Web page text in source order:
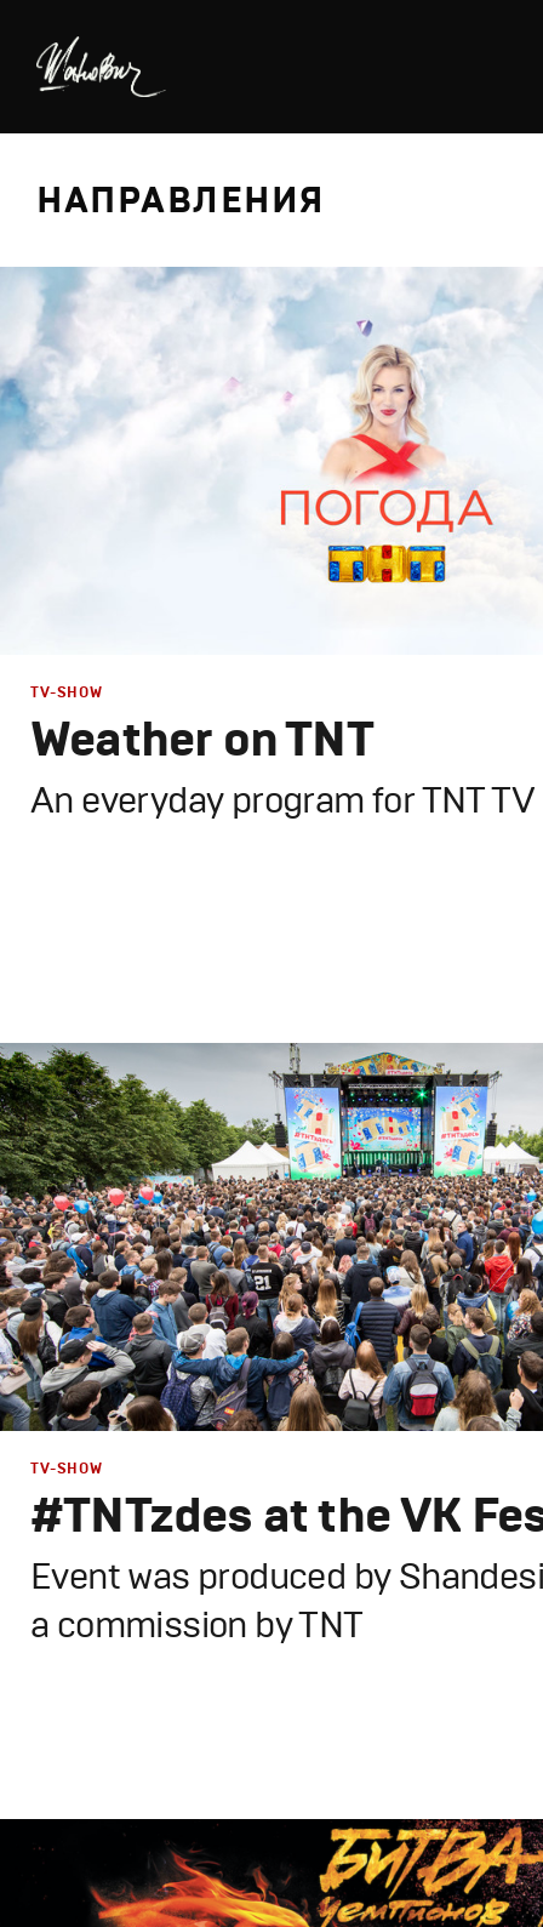
НАПРАВЛЕНИЯ
БРЕДИНГ
ДИЗАЙН
КИНО
Weather on TNT
An everyday program for TNT
Design,TV-Show
Графический дизайн,Моушн-дизайн,Полный цикл
TV-SHOW
#TNTzdes at the VK
Event was produced by
a commission by TNT
TV-Show
Графический дизайн,Сет дизайн,Полный цикл
TV-SHOW